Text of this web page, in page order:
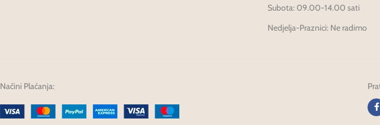
Subota: 09.00-14.00 sati
Nedjelja-Praznici: Ne radimo
Načini Plaćanja: